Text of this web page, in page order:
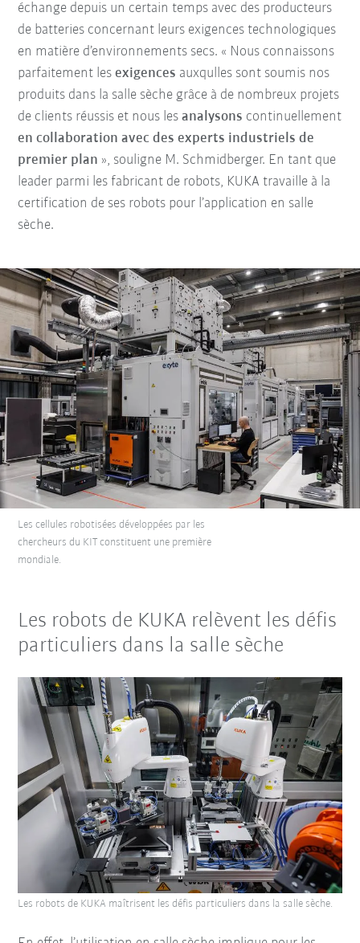
échange depuis un certain temps avec des producteurs
de batteries concernant leurs exigences technologiques
en matière d’environnements secs. « Nous connaissons
parfaitement lesexigences auxqulles sont soumis nos
produits dans la salle sèche grâce à de nombreux projets
de clients réussis et nous lesanalysons continuellement
en collaboration avec des experts industriels de
premier plan », souligne M. Schmidberger. En tant que
leader parmi les fabricant de robots, KUKA travaille à la
certification de ses robots pour l’application en salle
sèche.
Les cellules robotisées développées par les
chercheurs du KIT constituent une première
mondiale.
Les robots de KUKA relèvent les défis
particuliers dans la salle sèche
Les robots de KUKA maîtrisent les défis particuliers dans la salle sèche.